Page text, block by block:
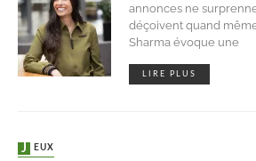
annonces ne
déçoivent quand
Sharma évoque une
LIRE PLUS
JEUX